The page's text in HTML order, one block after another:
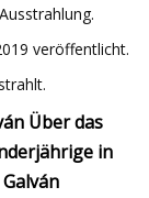
veröffentlicht.
Über das
in